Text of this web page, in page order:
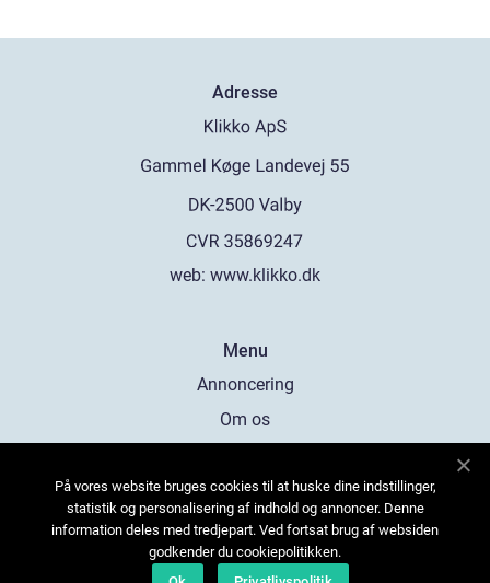
Adresse
web: www.klikko.dk
Menu
Annoncering
Om os
Kontakt os
Sitemap
På vores website bruges cookies til at huske dine indstillinger,
statistik og personalisering af indhold og annoncer. Denne
information deles med tredjepart. Ved fortsat brug af websiden
godkender du cookiepolitikken.